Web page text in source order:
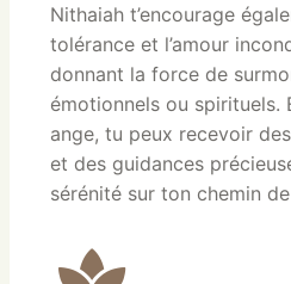
Nithaiah t’encourage
tolérance et l’amour
donnant la force de
émotionnels ou spirituels.
ange, tu peux recevoir
et des guidances
sérénité sur ton chemin